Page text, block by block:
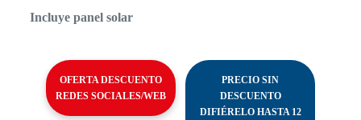
Incluye panel solar
OFERTA DESCUENTO
REDES SOCIALES/WEB
PRECIO SIN
DESCUENTO
DIFIÉRELO HASTA 12